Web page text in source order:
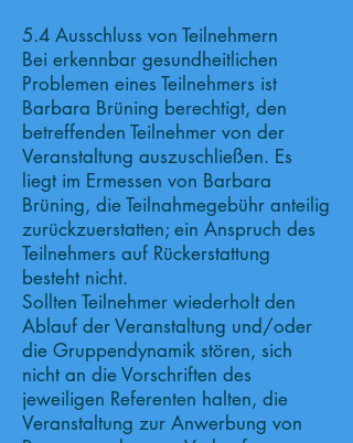
5.4 Ausschluss von Teilnehmern
Bei erkennbar gesundheitlichen
Problemen eines Teilnehmers ist
Barbara Brüning berechtigt, den
betreffenden Teilnehmer von der
Veranstaltung auszuschließen. Es
liegt im Ermessen von Barbara
Brüning, die Teilnahmegebühr anteilig
zurückzuerstatten; ein Anspruch des
Teilnehmers auf Rückerstattung
besteht nicht.
Sollten Teilnehmer wiederholt den
Ablauf der Veranstaltung und/oder
die Gruppendynamik stören, sich
nicht an die Vorschriften des
jeweiligen Referenten halten, die
Veranstaltung zur Anwerbung von